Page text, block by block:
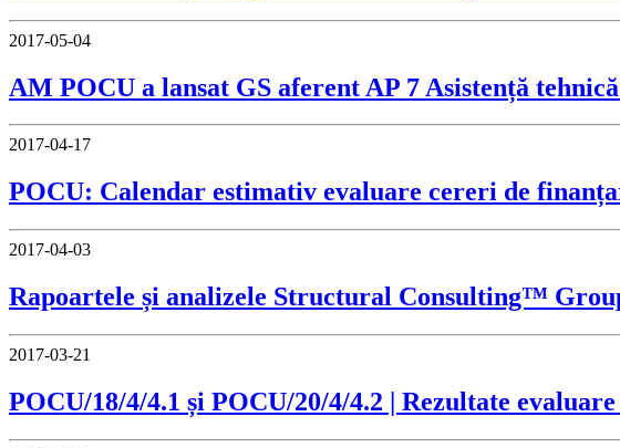
2017-05-04
AM POCU a lansat GS aferent AP 7 Asistență
2017-04-17
POCU: Calendar estimativ evaluare cereri de
2017-04-03
Rapoartele și analizele Structural Consulting™
2017-03-21
POCU/18/4/4.1 și POCU/20/4/4.2 | Rezultate